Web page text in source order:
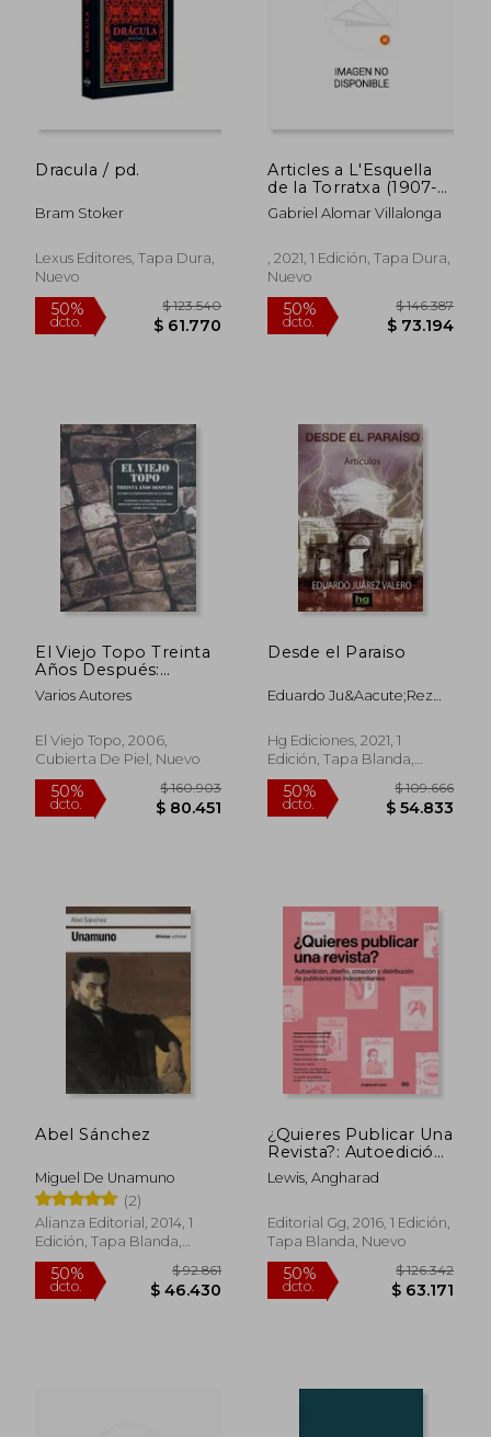
dcto. $ 59.520 dcto. $
Dracula / pd.
Bram Stoker
Lexus Editores, Tapa Dura,
Nuevo
50%
dcto. $ 61.770
Articles a L'Esquella
de la Torratxa (1907-
1918) L'Almanac de
L'Esquella de la
la Campana de Gràcia
(1907-1909) (Obres
Alomar Villalonga)
(en Catalán)
Gabriel Alomar Villalonga
, 2021, 1 Edición, Tapa Dura,
Nuevo
50%
dcto. $
El Viejo Topo Treinta
Años Después:
Cuando la
Participación es la
Facsímil a Cargo de
Jordi mir García de
Entre 1976 y 1982
Varios Autores
El Viejo Topo, 2006,
Cubierta De Piel, Nuevo
Desde el Paraiso
Eduardo Ju&Aacute;Rez
Hg Ediciones, 2021, 1
Edición, Tapa Blanda,
Nuevo
Abel Sánchez
Miguel De Unamuno
(2)
Alianza Editorial, 2014, 1
Edición, Tapa Blanda,
Nuevo
¿Quieres Publicar Una
Revista?: Autoedición,
Diseño, Creación Y
Distribución de
Independientes
Lewis, Angharad
Editorial Gg, 2016, 1 Edición,
Tapa Blanda, Nuevo